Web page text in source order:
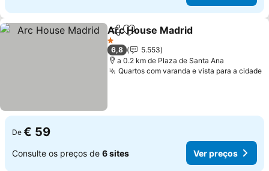
PartilharAdicionar aos favoritos
Arc House Madrid
1 Estrelas
6,8
5.553
a 0.2 km de Plaza de Santa Ana
Quartos com varanda e vista para a cidade
De € 59
Consulte os preços de 6 sites Ver preços